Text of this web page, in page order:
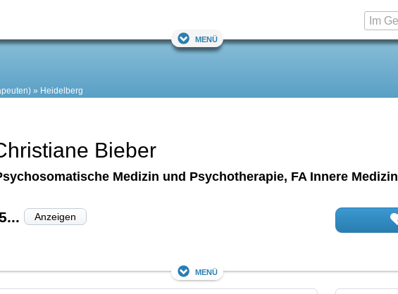
Menü
Heidelberg
Bieber
Medizin und Psychotherapie, FA Innere Medizin
Anzeigen
Menü